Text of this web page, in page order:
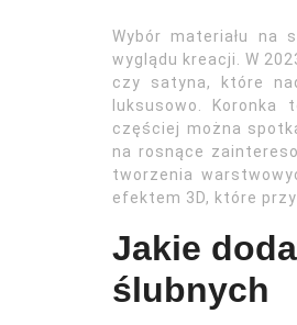
Wybór materiału na
wyglądu kreacji. W
czy satyna, które
luksusowo.
częściej można
na rosnące
tworzenia
efektem 3D, które
Jakie
ślubnych